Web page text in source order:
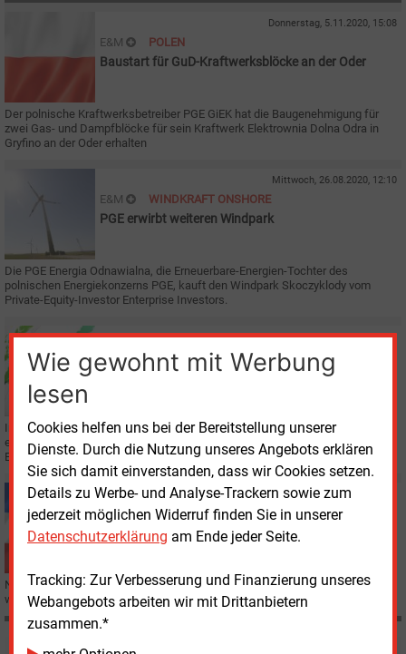
Wie gewohnt mit Werbung
lesen
Cookies helfen uns bei der Bereitstellung unserer
Dienste. Durch die Nutzung unseres Angebots erklären
Sie sich damit einverstanden, dass wir Cookies setzen.
Details zu Werbe- und Analyse-Trackern sowie zum
jederzeit möglichen Widerruf finden Sie in unserer
Datenschutzerklärung am Ende jeder Seite.
Tracking: Zur Verbesserung und Finanzierung unseres
Webangebots arbeiten wir mit Drittanbietern
zusammen.*
Donnerstag, 5.11.2020, 15:08
E&M POLEN
Baustart für GuD-Kraftwerksblöcke an der Oder
Der polnische Kraftwerksbetreiber PGE GiEK hat die Baugenehmigung für
zwei Gas- und Dampfblöcke für sein Kraftwerk Elektrownia Dolna Odra in
Gryfino an der Oder erhalten
Mittwoch, 26.08.2020, 12:10
E&M WINDKRAFT ONSHORE
PGE erwirbt weiteren Windpark
Die PGE Energia Odnawialna, die Erneuerbare-Energien-Tochter des
polnischen Energiekonzerns PGE, kauft den Windpark Skoczyklody vom
Private-Equity-Investor Enterprise Investors.
Donnerstag, 23.07.2020, 14:34
E&M REGENERATIVE
Erstmals dominiert grüner Strom in Europa
Im ersten Halbjahr 2020 war der Anteil der erneuerbaren Energien in Europa
erstmals größer als der fossiler Energieträger. Das teilte der Bundesverband
Erneuerbare Energie (BEE) mit.
Dienstag, 30.06.2020, 14:27
E&M SCHLESWIG-HOLSTEIN
Mehr Ausnahmen für neue Windräder im Norden
Nach Jahren der Flaute hat es im ersten Halbjahr in Schleswig-Holstein
wieder mehr Ausnahmegenehmigungen für neue Windräder gegeben.